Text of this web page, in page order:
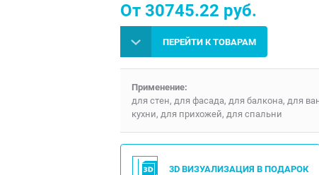
От 30745.22 руб.
ПЕРЕЙТИ К ТОВАРАМ
Применение:
для стен, для фасада, для балкона, для
кухни, для прихожей, для спальни
3D ВИЗУАЛИЗАЦИЯ В ПОДАРОК